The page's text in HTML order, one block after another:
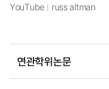
YouTube russ altman
연관학위논문